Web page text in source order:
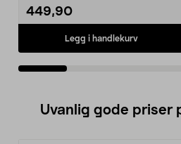
449,90
Legg i handlekurv
Uvanlig gode priser